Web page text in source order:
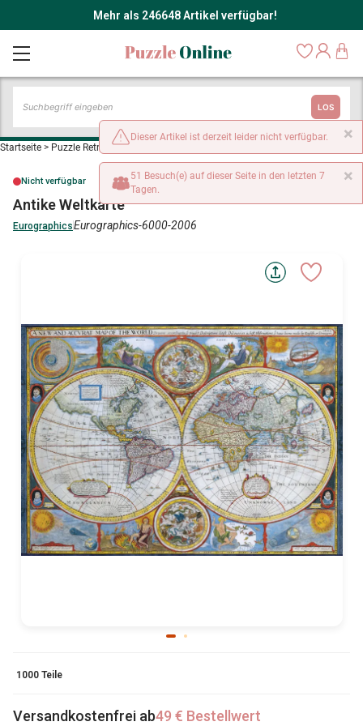
Mehr als 246648 Artikel verfügbar!
LOS
Startseite > Puzzle Retro und Nostalgie
Nicht verfügbar
Antike Weltkarte
EurographicsEurographics-6000-2006
1000 Teile
Versandkostenfrei ab49 € Bestellwert
×
Dieser Artikel ist derzeit leider nicht verfügbar.
×
51 Besuch(e) auf dieser Seite in den letzten 7
Tagen.